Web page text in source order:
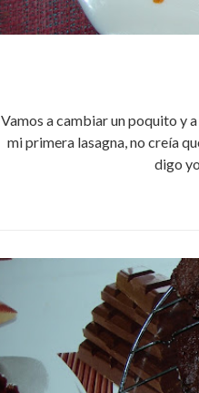
Vamos a cambiar un poquito y
mi primera lasagna, no creía
digo